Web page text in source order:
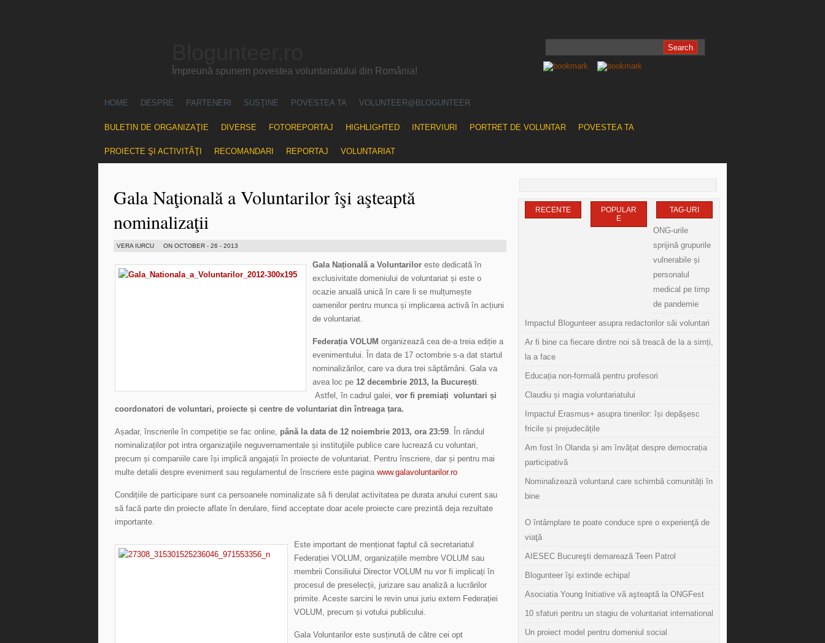
Împreună spunem povestea voluntariatului din România!
HOME DESPRE PARTENERI SUSŢINE POVESTEA TA VOLUNTEER@BLOGUNTEER
BULETIN DE ORGANIZAŢIE DIVERSE FOTOREPORTAJ HIGHLIGHTED INTERVIURI PORTRET DE VOLUNTAR POVESTEA TA
PROIECTE ŞI ACTIVITĂŢI RECOMANDARI REPORTAJ VOLUNTARIAT
Gala Naţională a Voluntarilor îşi aşteaptă
nominalizaţii
VERA IURCU ON OCTOBER - 26 - 2013
Gala Națională a Voluntarilor este dedicată în
exclusivitate domeniului de voluntariat și este o
ocazie anuală unică în care li se mulțumește
oamenilor pentru munca și implicarea activă în acțiuni
de voluntariat.
Federația VOLUM organizează cea de-a treia ediție a
evenimentului. În data de 17 octombrie s-a dat startul
nominalizărilor, care va dura trei săptămâni. Gala va
avea loc pe 12 decembrie 2013, la București.
Astfel, în cadrul galei, vor fi premiați voluntari și
coordonatori de voluntari, proiecte și centre de voluntariat din întreaga țara.
Așadar, înscrierile în competiție se fac online, până la data de 12 noiembrie 2013, ora 23:59. În rândul
nominalizaților pot intra organizaţiile neguvernamentale și instituţiile publice care lucrează cu voluntari,
precum și companiile care își implică angajații în proiecte de voluntariat. Pentru înscriere, dar și pentru mai
multe detalii despre eveniment sau regulamentul de înscriere este pagina www.galavoluntarilor.ro
Condițiile de participare sunt ca persoanele nominalizate să fi derulat activitatea pe durata anului curent sau
să facă parte din proiecte aflate în derulare, fiind acceptate doar acele proiecte care prezintă deja rezultate
importante.
Este important de menționat faptul că secretariatul
Federației VOLUM, organizațiile membre VOLUM sau
membrii Consiliului Director VOLUM nu vor fi implicați în
procesul de preselecții, jurizare sau analiză a lucrărilor
primite. Aceste sarcini le revin unui juriu extern Federației
VOLUM, precum și votului publicului.
Gala Voluntarilor este susținută de către cei opt
RECENTE
POPULAR
E
TAG-URI
ONG-urile
sprijină grupurile
vulnerabile și
personalul
medical pe timp
de pandemie
Impactul Blogunteer asupra redactorilor săi voluntari
Ar fi bine ca fiecare dintre noi să treacă de la a simți,
la a face
Educația non-formală pentru profesori
Claudiu și magia voluntariatului
Impactul Erasmus+ asupra tinerilor: își depășesc
fricile și prejudecățile
Am fost în Olanda și am învățat despre democrația
participativă
Nominalizează voluntarul care schimbă comunități în
bine
O întâmplare te poate conduce spre o experienţă de
viaţă
AIESEC Bucureşti demarează Teen Patrol
Blogunteer îşi extinde echipa!
Asociatia Young Initiative vă aşteaptă la ONGFest
10 sfaturi pentru un stagiu de voluntariat international
Un proiect model pentru domeniul social